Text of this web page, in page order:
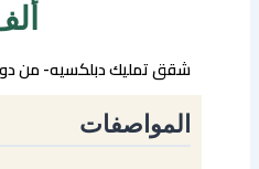
شقق تمليك دبلكسيه- من
المواصفات